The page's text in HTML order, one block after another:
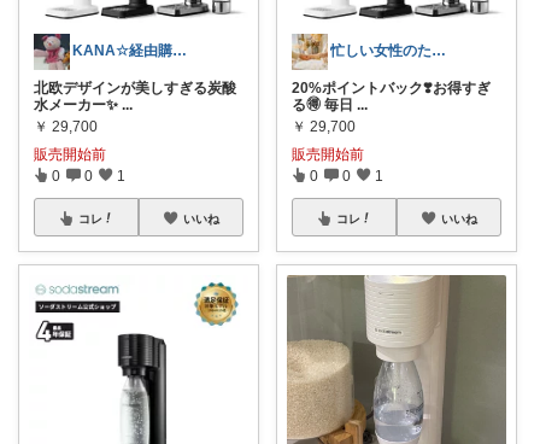
KANA☆経由購入感謝
北欧デザインが美しすぎる炭酸
水メーカー✨ ...
￥ 29,700
販売開始前
0 0 1
コレ いいね
忙しい女性のための**ROOM🕊️🌿
20%ポイントバック❣️お得すぎ
る🉐 毎日 ...
￥ 29,700
販売開始前
0 0 1
コレ いいね